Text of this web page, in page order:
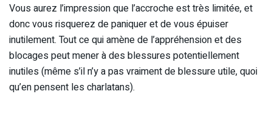
Vous aurez l’impression que l’accroche est très limitée, et
donc vous risquerez de paniquer et de vous épuiser
inutilement. Tout ce qui amène de l’appréhension et des
blocages peut mener à des blessures potentiellement
inutiles (même s’il n’y a pas vraiment de blessure utile, quoi
qu’en pensent les charlatans).